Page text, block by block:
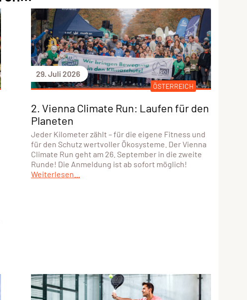
29. Juli 2026
ÖSTERREICH
2. Vienna Climate Run: Laufen für den
Planeten
Jeder Kilometer zählt – für die eigene Fitness und
für den Schutz wertvoller Ökosysteme. Der Vienna
Climate Run geht am 26. September in die zweite
Runde! Die Anmeldung ist ab sofort möglich!
Weiterlesen...